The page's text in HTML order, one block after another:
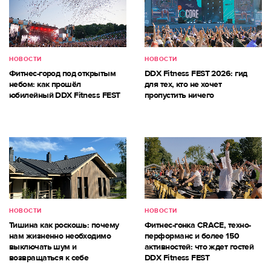
НОВОСТИ
Фитнес-город под открытым
небом: как прошёл
юбилейный DDX Fitness FEST
НОВОСТИ
DDX Fitness FEST 2026: гид
для тех, кто не хочет
пропустить ничего
НОВОСТИ
Тишина как роскошь: почему
нам жизненно необходимо
выключать шум и
возвращаться к себе
НОВОСТИ
Фитнес-гонка CRACE, техно-
перформанс и более 150
активностей: что ждет гостей
DDX Fitness FEST